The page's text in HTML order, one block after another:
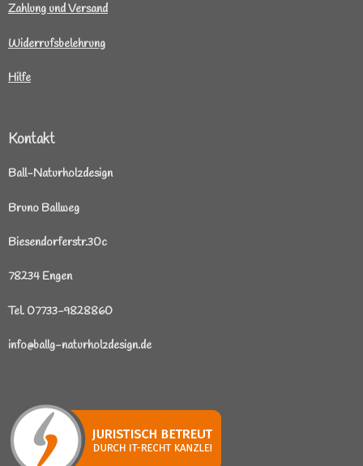
Zahlung und Versand
Widerrufsbelehrung
Hilfe
Kontakt
Ball-Naturholzdesign
Bruno Ballweg
Biesendorferstr.30c
78234 Engen
Tel. 07733-9828860
info@ballg-naturholzdesign.de